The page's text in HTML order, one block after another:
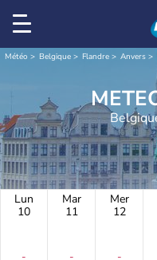
Météo Belgique Flandre Anvers
Lun
10
-
Mar
11
-
Mer
12
-